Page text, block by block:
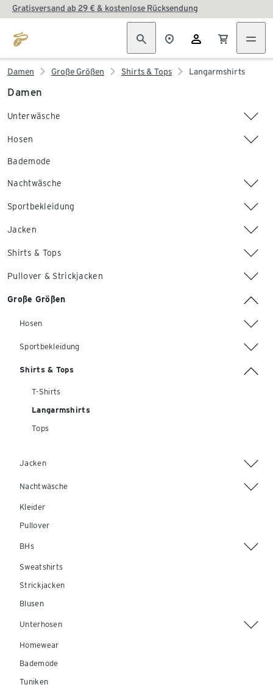
Gratisversand ab 29 € & kostenlose Rücksendung
Damen Große Größen Shirts & Tops Langarmshirts
Damen
Unterwäsche
Hosen
Bademode
Nachtwäsche
Sportbekleidung
Jacken
Shirts & Tops
Pullover & Strickjacken
Große Größen
Hosen
Sportbekleidung
Shirts & Tops
T-Shirts
Langarmshirts
Tops
Jacken
Nachtwäsche
Kleider
Pullover
BHs
Sweatshirts
Strickjacken
Blusen
Unterhosen
Homewear
Bademode
Tuniken